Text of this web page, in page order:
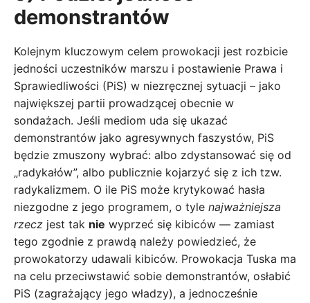
demonstrantów
Kolejnym kluczowym celem prowokacji jest rozbicie
jedności uczestników marszu i postawienie Prawa i
Sprawiedliwości (PiS) w niezręcznej sytuacji – jako
największej partii prowadzącej obecnie w
sondażach. Jeśli mediom uda się ukazać
demonstrantów jako agresywnych faszystów, PiS
będzie zmuszony wybrać: albo zdystansować się od
„radykałów”, albo publicznie kojarzyć się z ich tzw.
radykalizmem. O ile PiS może krytykować hasła
niezgodne z jego programem, o tyle najważniejsza
rzecz jest tak nie wyprzeć się kibiców — zamiast
tego zgodnie z prawdą należy powiedzieć, że
prowokatorzy udawali kibiców. Prowokacja Tuska ma
na celu przeciwstawić sobie demonstrantów, osłabić
PiS (zagrażający jego władzy), a jednocześnie